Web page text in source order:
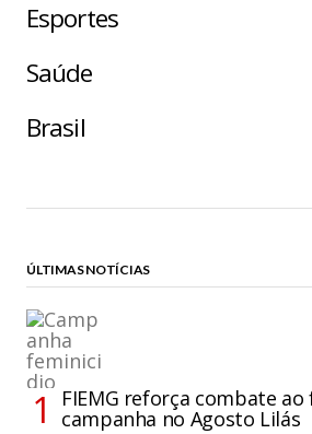
Esportes
Saúde
Brasil
ÚLTIMAS NOTÍCIAS
FIEMG reforça combate
campanha no Agosto Lilás